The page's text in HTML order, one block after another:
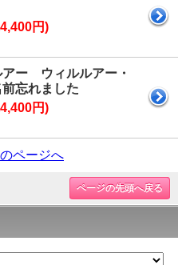
円)
アー ウィルルアー・
忘れました
円)
ページへ
ページの先頭へ戻る